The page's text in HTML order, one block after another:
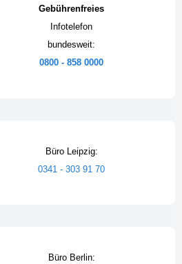
Gebührenfreies
Infotelefon
bundesweit:
0800 - 858 0000
Büro Leipzig:
0341 - 303 91 70
Büro Berlin: